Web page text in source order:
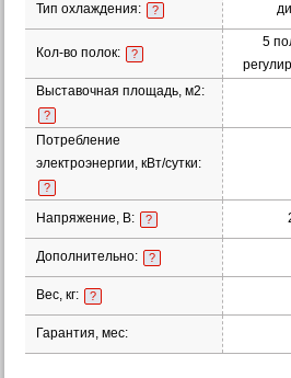
Тип охлаждения: ?
Кол-во полок: ?
5
Выставочная площадь, м2:
?
Потребление
электроэнергии, кВт/сутки:
?
Напряжение, В: ?
Дополнительно: ?
Вес, кг: ?
Гарантия, мес: